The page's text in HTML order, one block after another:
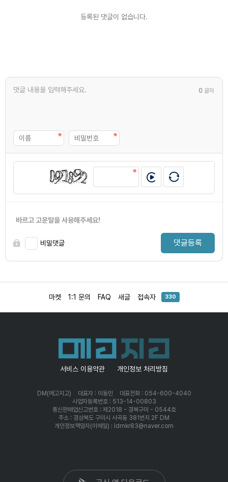
등록된 댓글이 없습니다.
0 글자
바르고 고운말을 사용해주세요!
비밀댓글 댓글등록
마켓 1:1 문의 FAQ 새글 접속자 330
서비스 이용약관 개인정보 처리방침
DM(메고지고) 대표자 : 이동민
대표전화 : 054-600-4040
사업자등록번호 : 513-14-00803
통신판매업신고번호 : 제2018 - 경북구미 - 0544호
주소 : 경상북도 구미시 사곡동 381번지 2F DM
개인정보책임자(이메일) : ldmkr83@naver.com